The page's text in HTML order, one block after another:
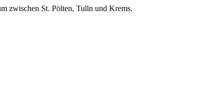
zwischen St. Pölten, Tulln und Krems.